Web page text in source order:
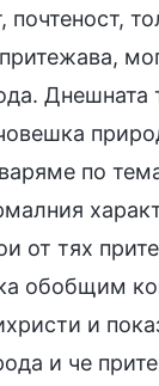
почтеност,
Днешната
по
от тях
обобщим
и
и че